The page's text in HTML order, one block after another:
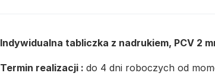
Indywidualna tabliczka z nadrukiem, PCV 2
Termin realizacji : do 4 dni roboczych od